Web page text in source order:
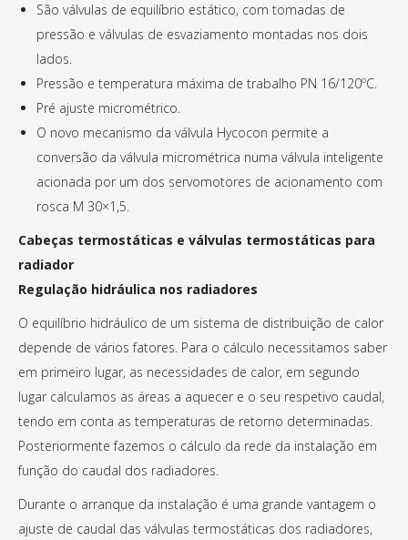
São válvulas de equilíbrio estático, com tomadas de
pressão e válvulas de esvaziamento montadas nos dois
lados.
Pressão e temperatura máxima de trabalho PN 16/120ºC.
Pré ajuste micrométrico.
O novo mecanismo da válvula Hycocon permite a
conversão da válvula micrométrica numa válvula inteligente
acionada por um dos servomotores de acionamento com
rosca M 30×1,5.
Cabeças termostáticas e válvulas termostáticas para
radiador
Regulação hidráulica nos radiadores
O equilíbrio hidráulico de um sistema de distribuição de calor
depende de vários fatores. Para o cálculo necessitamos saber
em primeiro lugar, as necessidades de calor, em segundo
lugar calculamos as áreas a aquecer e o seu respetivo caudal,
tendo em conta as temperaturas de retorno determinadas.
Posteriormente fazemos o cálculo da rede da instalação em
função do caudal dos radiadores.
Durante o arranque da instalação é uma grande vantagem o
ajuste de caudal das válvulas termostáticas dos radiadores,